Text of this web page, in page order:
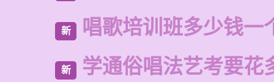
新 唱歌培训班多少钱一
新 学通俗唱法艺考要花